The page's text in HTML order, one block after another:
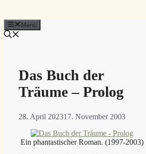
Menü
Das Buch der
Träume – Prolog
28. April 202317. November 2003
Ein phantastischer Roman. (1997-2003)